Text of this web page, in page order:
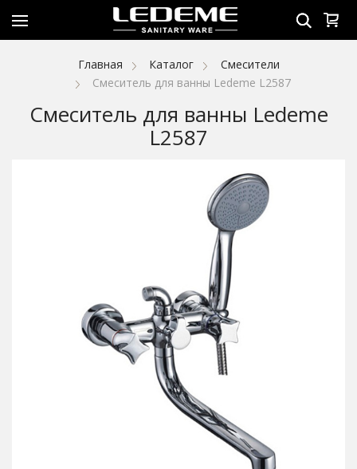
Главная Каталог
Смесители
Смеситель для ванны Ledeme L2587
Смеситель для ванны Ledeme
L2587